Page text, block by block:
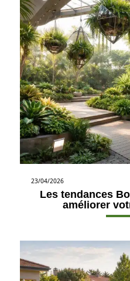
23/04/2026
Les tendances
améliorer